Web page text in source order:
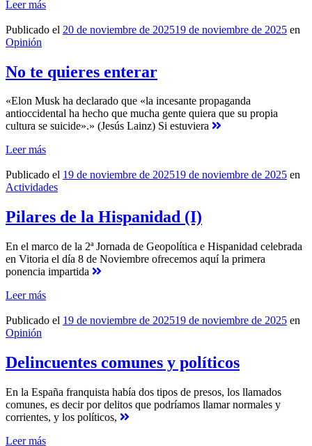
Leer más
Publicado el 20 de noviembre de 202519 de noviembre de 2025 en
Opinión
No te quieres enterar
«Elon Musk ha declarado que «la incesante propaganda
antioccidental ha hecho que mucha gente quiera que su propia
cultura se suicide».» (Jesús Lainz) Si estuviera
Leer más
Publicado el 19 de noviembre de 202519 de noviembre de 2025 en
Actividades
Pilares de la Hispanidad (I)
En el marco de la 2ª Jornada de Geopolítica e Hispanidad celebrada
en Vitoria el día 8 de Noviembre ofrecemos aquí la primera
ponencia impartida
Leer más
Publicado el 19 de noviembre de 202519 de noviembre de 2025 en
Opinión
Delincuentes comunes y políticos
En la España franquista había dos tipos de presos, los llamados
comunes, es decir por delitos que podríamos llamar normales y
corrientes, y los políticos,
Leer más